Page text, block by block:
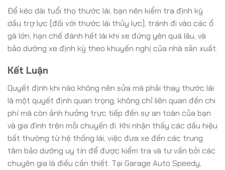
Để kéo dài tuổi thọ thước lái, bạn nên kiểm tra định kỳ
dầu trợ lực (đối với thước lái thủy lực), tránh đi vào các ổ
gà lớn, hạn chế đánh hết lái khi xe đứng yên quá lâu, và
bảo dưỡng xe định kỳ theo khuyến nghị của nhà sản xuất.
Kết Luận
Quyết định khi nào không nên sửa mà phải thay thước lái
là một quyết định quan trọng, không chỉ liên quan đến chi
phí mà còn ảnh hưởng trực tiếp đến sự an toàn của bạn
và gia đình trên mỗi chuyến đi. Khi nhận thấy các dấu hiệu
bất thường từ hệ thống lái, việc đưa xe đến các trung
tâm bảo dưỡng uy tín để được kiểm tra và tư vấn bởi các
chuyên gia là điều cần thiết. Tại Garage Auto Speedy,